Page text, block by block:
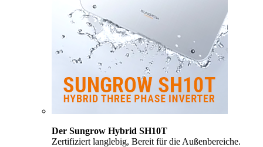
Der Sungrow Hybrid SH10T
Zertifiziert langlebig, Bereit für die Außenbereiche.